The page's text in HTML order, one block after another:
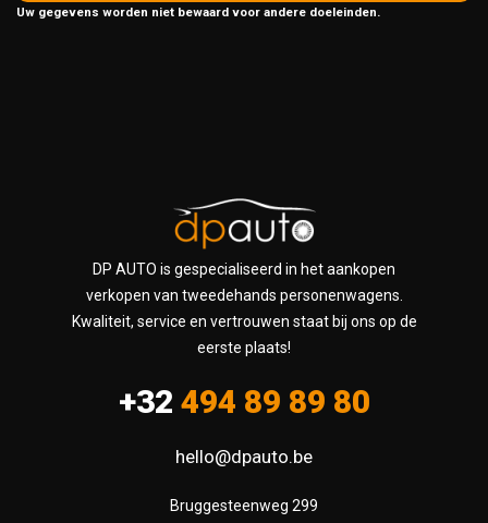
Uw gegevens worden niet bewaard voor andere doeleinden.
DP AUTO is gespecialiseerd in het aankopen
verkopen van tweedehands personenwagens.
Kwaliteit, service en vertrouwen staat bij ons op de
eerste plaats!
+32 494 89 89 80
hello@dpauto.be
Bruggesteenweg 299